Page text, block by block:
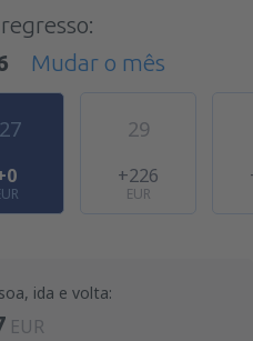
Mudar o mês
27 29
+226
EUR
ida e volta:
EUR